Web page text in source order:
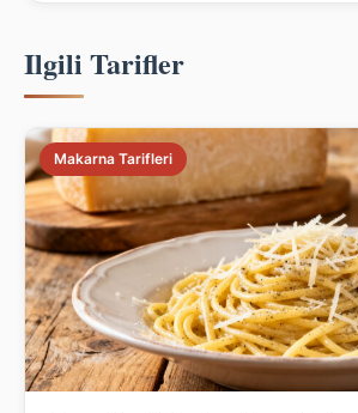
Ilgili Tarifler
Makarna Tarifleri